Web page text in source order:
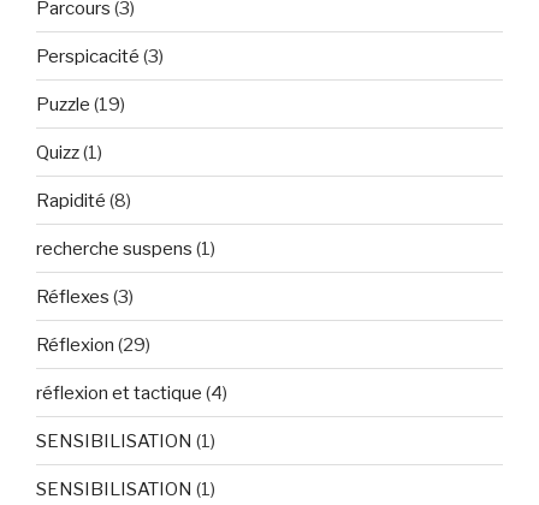
Parcours (3)
Perspicacité (3)
Puzzle (19)
Quizz(1)
Rapidité (8)
recherche suspens (1)
Réflexes (3)
Réflexion (29)
réflexion et tactique (4)
SENSIBILISATION (1)
SENSIBILISATION (1)